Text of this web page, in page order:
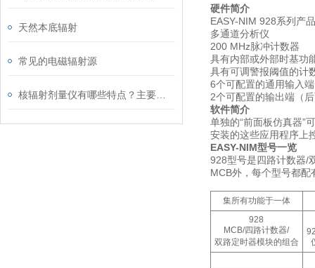
天然本底辐射
常见的电磁辐射源
硬件简介
EASY-NIM 928系列产
多通道分析仪
200 MHz脉冲计数器
具有内部或外部时基功
具有可调警报阈值的计
6个可配置的通用输入端
2个可配置的输出端（
软件简介
单独的“前面板仿真器”
安装的这些应用程序上
EASY-NIM型号一览
928型号是四路计数器/
MCB外，每个型号都
集所有功能于一体
928
MCB/四路计数器/
双路定时器模块的组合